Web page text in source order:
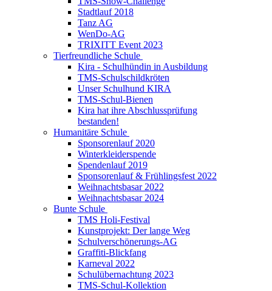
Stadtlauf 2018
Tanz AG
WenDo-AG
TRIXITT Event 2023
Tierfreundliche Schule
Kira - Schulhündin in Ausbildung
TMS-Schulschildkröten
Unser Schulhund KIRA
TMS-Schul-Bienen
Kira hat ihre Abschlussprüfung
bestanden!
Humanitäre Schule
Sponsorenlauf 2020
Winterkleiderspende
Spendenlauf 2019
Sponsorenlauf & Frühlingsfest 2022
Weihnachtsbasar 2022
Weihnachtsbasar 2024
Bunte Schule
TMS Holi-Festival
Kunstprojekt: Der lange Weg
Schulverschönerungs-AG
Graffiti-Blickfang
Karneval 2022
Schulübernachtung 2023
TMS-Schul-Kollektion